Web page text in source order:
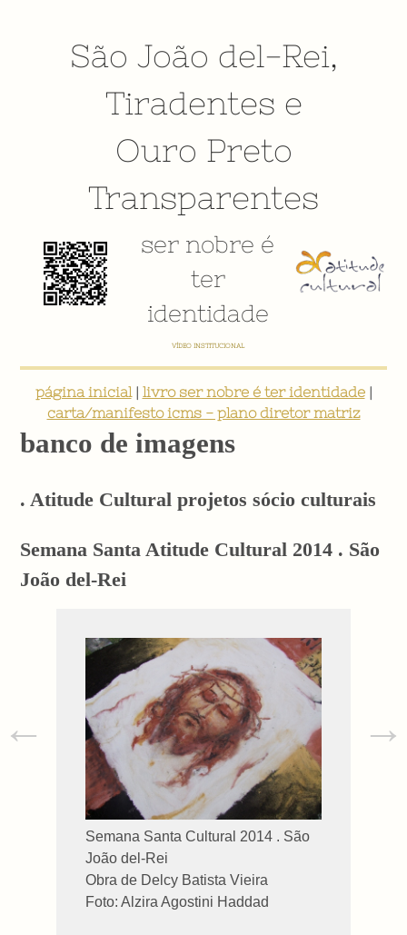
São João del-Rei,
Tiradentes e
Ouro Preto
Transparentes
ser nobre é
ter
identidade
E-BOOK: "SER NOBRE É TER IDENTIDADE: INVENTÁRIO DIGITAL PARTICIPATIVO SOBRE O PATRIMÔNIO
página inicial| livro ser nobre é ter identidade|
carta/manifesto icms - plano diretor matriz
banco de imagens
. Atitude Cultural projetos sócio culturais
Semana Santa Atitude Cultural 2014 . São
João del-Rei
Semana Santa Cultural 2014 . São
João del-Rei
Obra de Delcy Batista Vieira
Foto: Alzira Agostini Haddad
← →